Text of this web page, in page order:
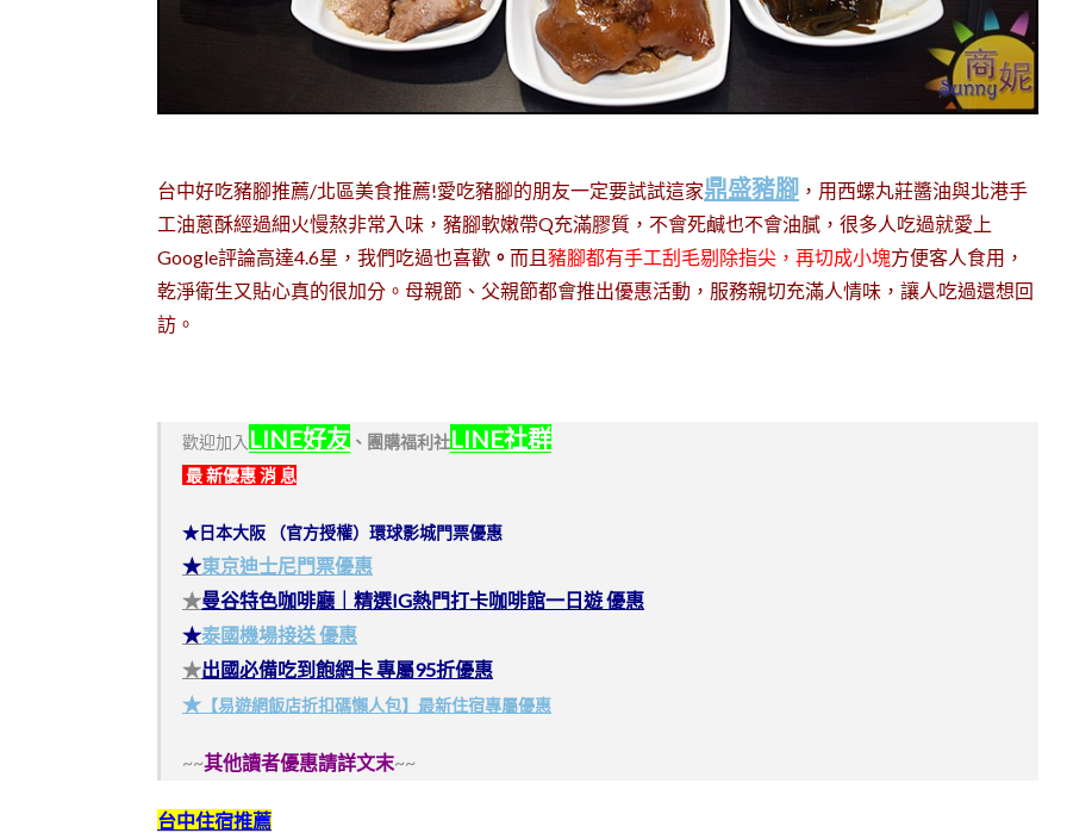
台中好吃豬腳推薦/北區美食推薦!愛吃豬腳的朋友一定要試試這家鼎盛豬腳 ，用西螺丸莊醬油與北港手
工油蔥酥經過細火慢熬非常入味，豬腳軟嫩帶Q充滿膠質，不會死鹹也不會油膩，很多人吃過就愛上
Google評論高達4.6星，我們吃過也喜歡 。 而且豬腳都有手工刮毛剔除指尖，再切成小塊方便客人食用，
乾淨衛生又貼心真的很加分。母親節、父親節都會推出優惠活動，服務親切充滿人情味，讓人吃過還想回
訪。
歡迎加入 LINE好友 、 團購福利社LINE社群
最 新優惠 消 息
★日本大阪 （官方授權）環球影城門票優惠
★東京迪士尼門票優惠
★曼谷特色咖啡廳｜精選IG熱門打卡咖啡館一日遊 優惠
★泰國機場接送 優惠
★出國必備吃到飽網卡 專屬95折優惠
★ 【易遊網飯店折扣碼懶人包】最新住宿專屬優惠
~~其他讀者優惠請詳文末~~
台中住宿推薦